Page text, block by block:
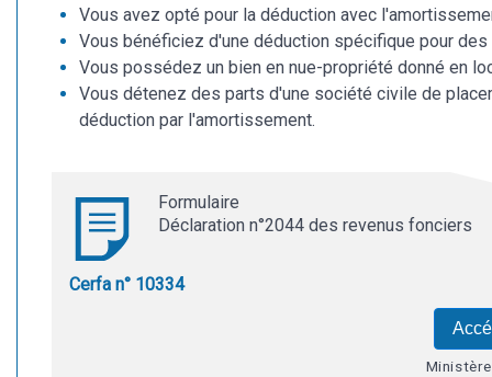
Vous avez opté pour la déduction avec
Vous bénéficiez d'une déduction spécifique pour des
Vous possédez un bien en nue-propriété donné en
Vous détenez des parts d'une société civile de
déduction par l'amortissement.
Formulaire
Déclaration n°2044 des revenus fonciers
Cerfa n° 10334